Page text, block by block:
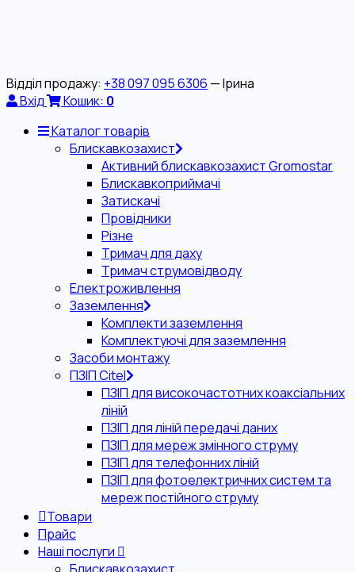
Відділ продажу: +38 097 095 6306 — Ірина
Вхід
Кошик: 0
Каталог товарів
Блискавкозахист
Активний блискавкозахист Gromostar
Блискавкоприймачі
Затискачі
Провідники
Різне
Тримач для даху
Тримач струмовідводу
Електроживлення
Заземлення
Комплекти заземлення
Комплектуючі для заземлення
Засоби монтажу
ПЗІП Citel
ПЗІП для високочастотних коаксіальних
ліній
ПЗІП для ліній передачі даних
ПЗІП для мереж змінного струму
ПЗІП для телефонних ліній
ПЗІП для фотоелектричних систем та
мереж постійного струму
Товари
Прайс
Наші послуги